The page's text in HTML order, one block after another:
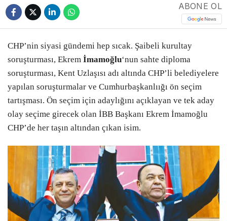
ABONE OL
CHP’nin siyasi gündemi hep sıcak. Şaibeli kurultay
soruşturması, Ekrem İmamoğlu‘nun sahte diploma
soruşturması, Kent Uzlaşısı adı altında CHP’li belediyelere
yapılan soruşturmalar ve Cumhurbaşkanlıığı ön seçim
tartışması. Ön seçim için adaylığını açıklayan ve tek aday
olay seçime girecek olan İBB Başkanı Ekrem İmamoğlu
CHP’de her taşın altından çıkan isim.